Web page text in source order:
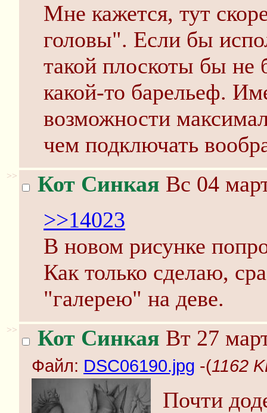
Мне кажется, тут
головы". Если бы
такой плоскоты бы
какой-то барельеф.
возможности
чем подключать
>> Кот Синкая Вс 04
>>14023
В новом рисунке
Как только сделаю,
"галерею" на деве.
>> Кот Синкая Вт 27
Файл: DSC06190.jpg -(1162
Почти